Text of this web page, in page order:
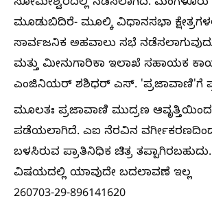
ಸೋಮೇಶ್ವರದಲ್ಲಿ ನಡೆಸಲಾಗಿದೆ. ಮಂಗಳೂರು
ಮೂಡುಬಿದಿರೆ- ಮೂಲ್ಕಿ ವಿಧಾನಸಭಾ
ಸಾರ್ವಜನಿಕ ಅಹವಾಲು ಸಭೆ
ಮತ್ತು ಮೀನುಗಾರಿಕಾ ಇಲಾಖೆ ಸಹಾಯಕ
ಎಂಜಿನಿಯರ್ ಶಶಿಧರ್ ಎಸ್. 'ಪ್ರಜಾವಾಣಿ'ಗೆ
ಮೂಲತಃ ಪ್ರಜಾವಾಣಿ ಮುದ್ರಣ ಆವೃತ್ತಿಯಿಂದ
ಪಡೆಯಲಾಗಿದೆ. ಎಐ ನೆರವಿನ
ಬಳಸಿರುವ ಪ್ರಾತಿನಿಧಿಕ ಚಿತ್ರ
ವಿಷಯದಲ್ಲಿ ಯಾವುದೇ ಬದಲಾವಣೆ ಇಲ್ಲ
260703-29-896141620